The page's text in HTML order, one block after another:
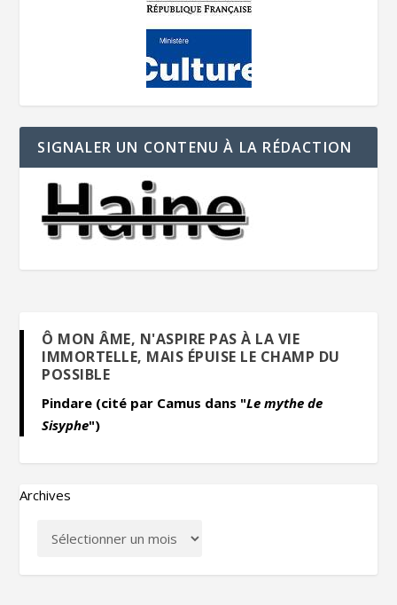
SIGNALER UN CONTENU À LA RÉDACTION
Ô MON ÂME, N'ASPIRE PAS À LA VIE
IMMORTELLE, MAIS ÉPUISE LE CHAMP DU
POSSIBLE
Pindare (cité par Camus dans "Le mythe de
Sisyphe")
Archives